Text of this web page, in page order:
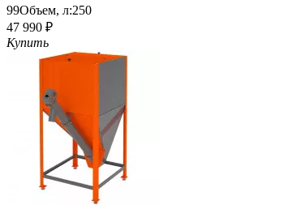
99Объем, л:250
47 990 ₽
Купить